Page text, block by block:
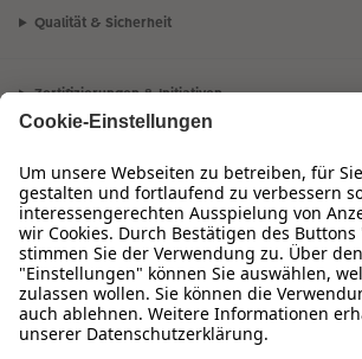
Qualität & Sicherheit
Zertifizierungen & Initiativen
CEWE Fotowelt
Sortiment
Service